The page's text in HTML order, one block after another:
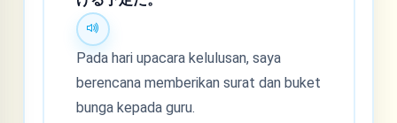
Pada hari upacara kelulusan, saya
berencana memberikan surat dan buket
bunga kepada guru.